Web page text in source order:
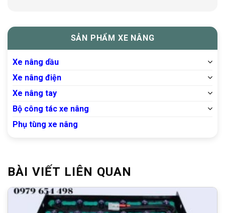
SẢN PHẨM XE NÂNG
Xe nâng dầu
Xe nâng điện
Xe nâng tay
Bộ công tác xe nâng
Phụ tùng xe nâng
BÀI VIẾT LIÊN QUAN